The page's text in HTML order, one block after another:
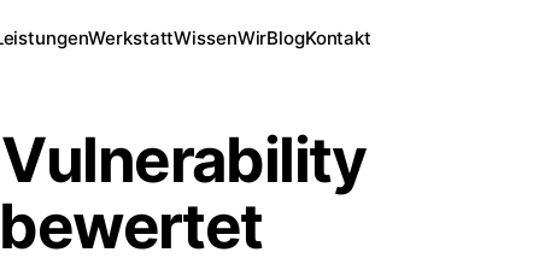
WerkstattWissenWirBlogKontakt